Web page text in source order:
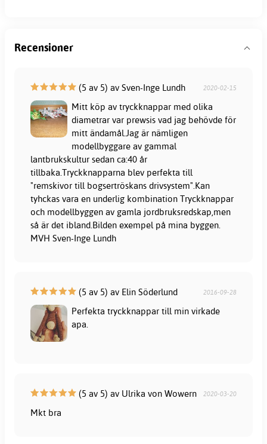
Recensioner
(5 av 5) av Sven-Inge Lundh 2020-02-15
Mitt köp av tryckknappar med olika
diametrar var prewsis vad jag behövde för
mitt ändamål.Jag är nämligen
modellbyggare av gammal
lantbrukskultur sedan ca:40 år
tillbaka.Tryckknapparna blev perfekta till
"remskivor till bogsertröskans drivsystem".Kan
tyhckas vara en underlig kombination Tryckknappar
och modellbyggen av gamla jordbruksredskap,men
så är det ibland.Bilden exempel på mina byggen.
MVH Sven-Inge Lundh
(5 av 5) av Elin Söderlund 2016-09-28
Perfekta tryckknappar till min virkade
apa.
(5 av 5) av Ulrika von Wowern 2020-03-20
Mkt bra